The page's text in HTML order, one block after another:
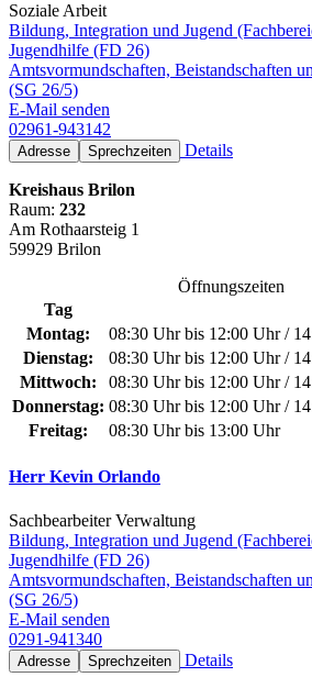
Soziale Arbeit
Bildung, Integration und Jugend
Jugendhilfe (FD 26)
Amtsvormundschaften, Beistandschaften
(SG 26/5)
E-Mail senden
02961-943142
Adresse Sprechzeiten Details
Kreishaus Brilon
Raum: 232
Am Rothaarsteig 1
59929 Brilon
Öffnungszeiten
Tag
Montag:
08:30 Uhr bis 12:00 Uhr /
Dienstag:
08:30 Uhr bis 12:00 Uhr /
Mittwoch:
08:30 Uhr bis 12:00 Uhr /
Donnerstag: 08:30 Uhr bis 12:00 Uhr /
Freitag:
08:30 Uhr bis 13:00 Uhr
Herr Kevin Orlando
Sachbearbeiter Verwaltung
Bildung, Integration und Jugend
Jugendhilfe (FD 26)
Amtsvormundschaften, Beistandschaften
(SG 26/5)
E-Mail senden
0291-941340
Adresse Sprechzeiten Details